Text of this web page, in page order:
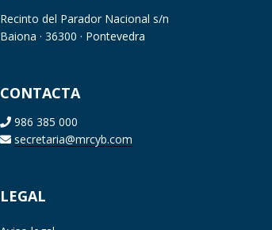
Recinto del Parador Nacional s/n
Baiona · 36300 · Pontevedra
CONTACTA
986 385 000
secretaria@mrcyb.com
LEGAL